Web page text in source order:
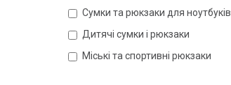
Сумки та рюкзаки для ноутбуків
Дитячі сумки і рюкзаки
Міські та спортивні рюкзаки